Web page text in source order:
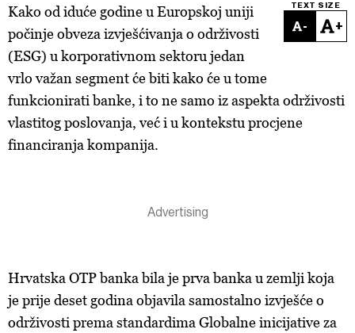
TEXT SIZE
- +
Kako od iduće godine u Europskoj uniji
počinje obveza izvješćivanja o održivosti
(ESG) u korporativnom sektoru jedan
vrlo važan segment će biti kako će u tome
funkcionirati banke, i to ne samo iz aspekta održivosti
vlastitog poslovanja, već i u kontekstu procjene
financiranja kompanija.
Hrvatska OTP banka bila je prva banka u zemlji koja
je prije deset godina objavila samostalno izvješće o
održivosti prema standardima Globalne inicijative za